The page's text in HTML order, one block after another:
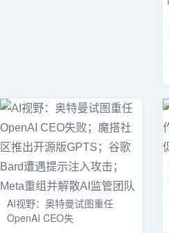
AI视野：奥特曼试图重任
OpenAI CEO失